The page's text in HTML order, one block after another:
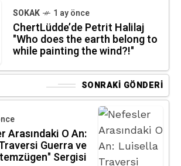
SOKAK 1 ay önce
ChertLüdde’de Petrit Halilaj
"Who does the earth belong to
while painting the wind?!"
SONRAKI GÖNDERI
Arasındaki O An:
Guerra ve
Sergisi